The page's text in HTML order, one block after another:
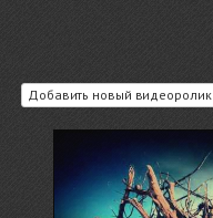
Добавить новый видеоролик